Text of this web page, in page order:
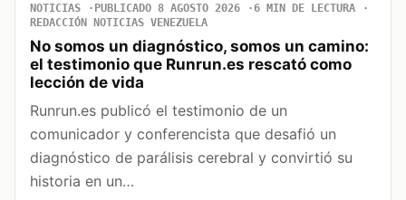
NOTICIAS PUBLICADO 8 AGOSTO 2026
6 MIN DE LECTURA
REDACCIÓN NOTICIAS VENEZUELA
No somos un diagnóstico, somos un camino:
el testimonio que Runrun.es rescató como
lección de vida
Runrun.es publicó el testimonio de un
comunicador y conferencista que desafió un
diagnóstico de parálisis cerebral y convirtió su
historia en un…